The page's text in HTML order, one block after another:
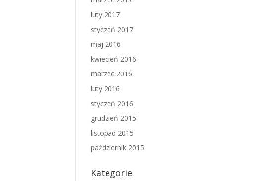
luty 2017
styczeń 2017
maj 2016
kwiecień 2016
marzec 2016
luty 2016
styczeń 2016
grudzień 2015
listopad 2015
październik 2015
Kategorie